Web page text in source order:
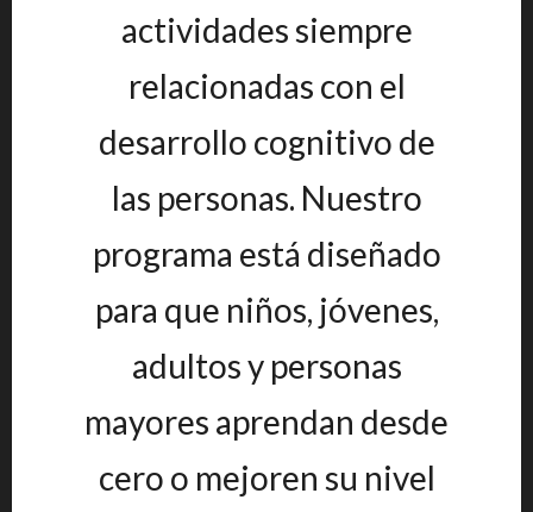
actividades siempre
relacionadas con el
desarrollo cognitivo de
las personas. Nuestro
programa está diseñado
para que niños, jóvenes,
adultos y personas
mayores aprendan desde
cero o mejoren su nivel